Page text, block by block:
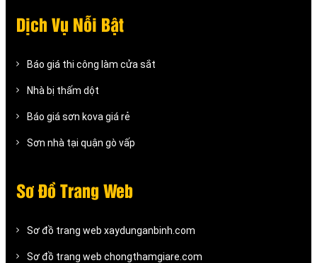
Dịch Vụ Nỗi Bật
Báo giá thi công làm cửa sắt
Nhà bị thấm dột
Báo giá sơn kova giá rẻ
Sơn nhà tại quận gò vấp
Sơ Đồ Trang Web
Sơ đồ trang web xaydunganbinh.com
Sơ đồ trang web chongthamgiare.com